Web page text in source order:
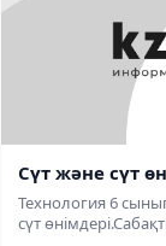
Сүт және сүт
Технология 6
сүт